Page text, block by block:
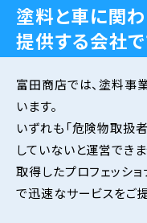
塗料と車に関
提供する会社で
富田商店では、塗料事
います。
いずれも「危険物取扱
していないと運営でき
取得したプロフェッシ
で迅速なサービスをご